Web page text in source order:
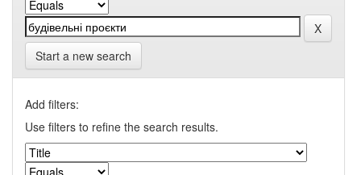
Start a new search
Add filters:
Use filters to refine the search results.